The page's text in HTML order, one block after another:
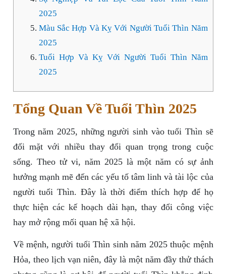
2025
Màu Sắc Hợp Và Kỵ Với Người Tuổi Thìn Năm
2025
Tuổi Hợp Và Kỵ Với Người Tuổi Thìn Năm
2025
Tổng Quan Về Tuổi Thìn 2025
Trong năm 2025, những người sinh vào tuổi Thìn sẽ
đối mặt với nhiều thay đổi quan trọng trong cuộc
sống. Theo tử vi, năm 2025 là một năm có sự ảnh
hưởng mạnh mẽ đến các yếu tố tâm linh và tài lộc của
người tuổi Thìn. Đây là thời điểm thích hợp để họ
thực hiện các kế hoạch dài hạn, thay đổi công việc
hay mở rộng mối quan hệ xã hội.
Về mệnh, người tuổi Thìn sinh năm 2025 thuộc mệnh
Hỏa, theo lịch vạn niên, đây là một năm đầy thử thách